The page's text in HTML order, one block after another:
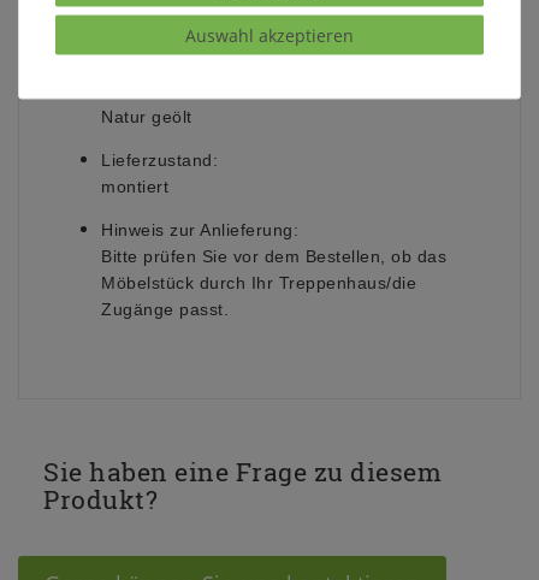
Haarrisse
und ein Verziehen des Holzes sind typisch für
Natur geölt
Lieferzustand:
montiert
Hinweis zur Anlieferung:
Bitte prüfen Sie vor dem Bestellen, ob das
Möbelstück durch Ihr Treppenhaus/die
Zugänge passt.
Sie haben eine Frage zu diesem
Produkt?
Auswahl akzeptieren